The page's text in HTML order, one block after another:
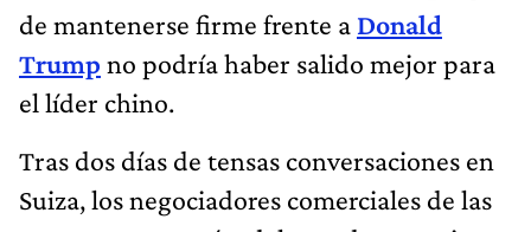
de mantenerse firme frente a Donald
Trump no podría haber salido mejor para
el líder chino.
Tras dos días de tensas conversaciones en
Suiza, los negociadores comerciales de las